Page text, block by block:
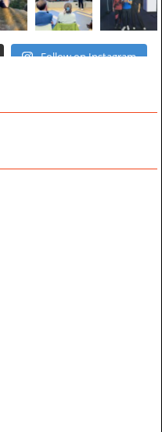
Follow on Instagram